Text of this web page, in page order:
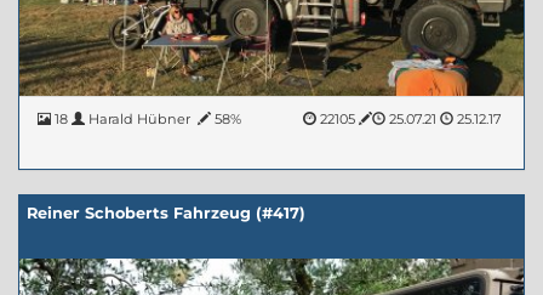
18 25.12.17
Harald Hübner 25.07.21
58% 22105
Reiner Schoberts Fahrzeug (#417)